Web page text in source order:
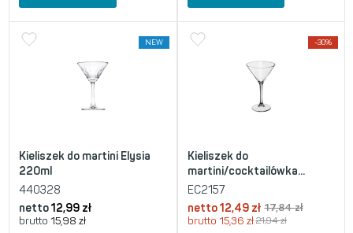
NEW
Kieliszek do martini Elysia
220ml
440328
netto12,99 zł
brutto 15,98 zł
-30%
Kieliszek do
martini/cocktailówka...
EC2157
netto 12,49 zł 17,84zł
brutto 15,36 zł 21,94zł